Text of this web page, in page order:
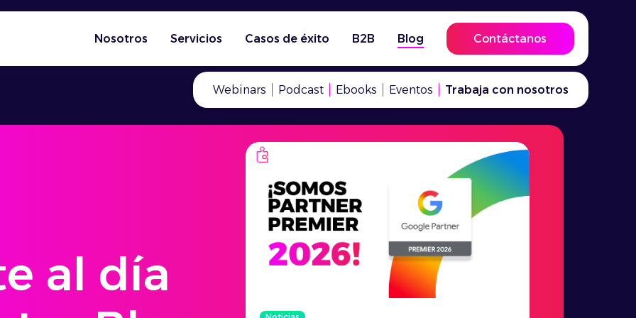
Nosotros Servicios Casos de éxito B2B Blog Contáctanos
Webinars Podcast Ebooks Eventos Trabaja con nosotros
al día